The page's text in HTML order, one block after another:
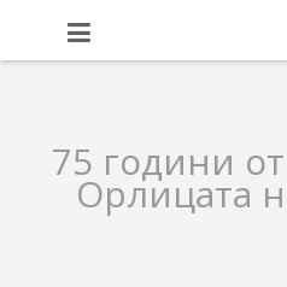
75 години
Орлицата